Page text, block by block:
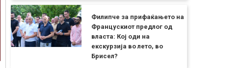
Филипче за прифаќањето на
Францускиот предлог од
власта: Кој оди на
екскурзија во лето, во
Брисел?